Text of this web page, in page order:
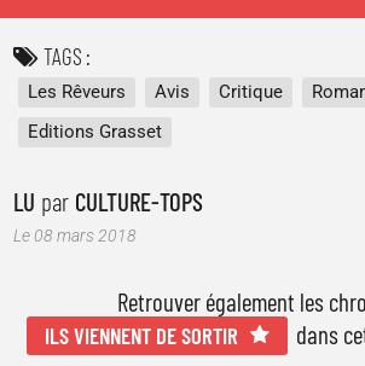
TAGS
Les Rêveurs Avis Critique
Editions Grasset
LU par CULTURE-TOPS
Le 08 mars 2018
Retrouver également les
ILS VIENNENT DE SORTIR dans